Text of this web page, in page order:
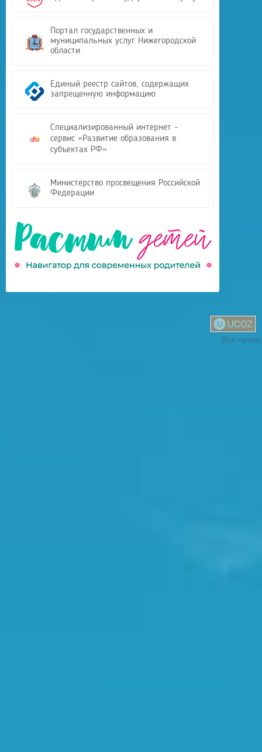
Портал государственных и
муниципальных услуг Нижегородской
области
Единый реестр сайтов, содержащих
запрещенную информацию
Специализированный интернет -
сервис «Развитие образования в
субъектах РФ»
Министерство просвещения Российской
Федерации
Все